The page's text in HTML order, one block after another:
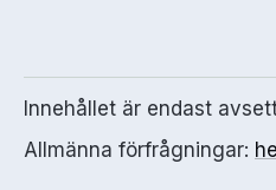
Innehållet är endast
Allmänna förfrågningar: